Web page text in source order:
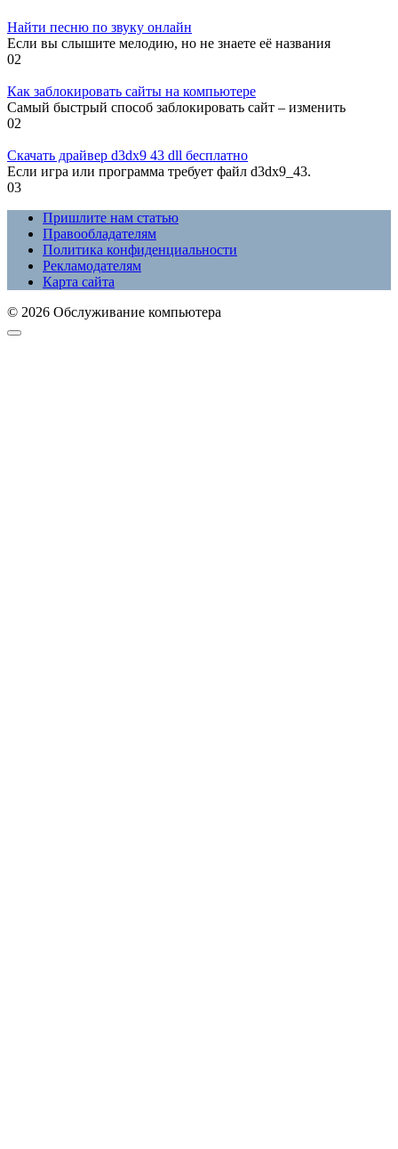
Найти песню по звуку онлайн
Если вы слышите мелодию, но не знаете её названия
02
Как заблокировать сайты на компьютере
Самый быстрый способ заблокировать сайт – изменить
02
Скачать драйвер d3dx9 43 dll бесплатно
Если игра или программа требует файл d3dx9_43.
03
Пришлите нам статью
Правообладателям
Политика конфиденциальности
Рекламодателям
Карта сайта
© 2026 Обслуживание компьютера